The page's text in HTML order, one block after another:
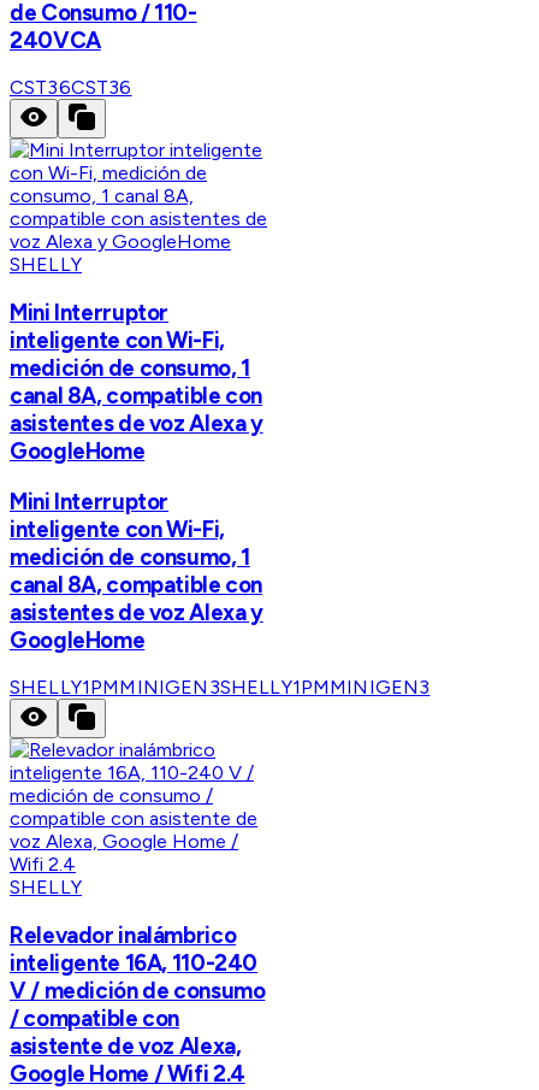
de Consumo / 110-
240VCA
CST36CST36
SHELLY
Mini Interruptor
inteligente con Wi-Fi,
medición de consumo, 1
canal 8A, compatible con
asistentes de voz Alexa y
GoogleHome
Mini Interruptor
inteligente con Wi-Fi,
medición de consumo, 1
canal 8A, compatible con
asistentes de voz Alexa y
GoogleHome
SHELLY1PMMINIGEN3SHELLY1PMMINIGEN3
SHELLY
Relevador inalámbrico
inteligente 16A, 110-240
V / medición de consumo
/ compatible con
asistente de voz Alexa,
Google Home / Wifi 2.4